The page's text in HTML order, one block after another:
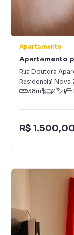
Apartamento
Apartamento
Rua Doutora
Residencial Nova
38m² 2 1 1
R$ 1.500,00